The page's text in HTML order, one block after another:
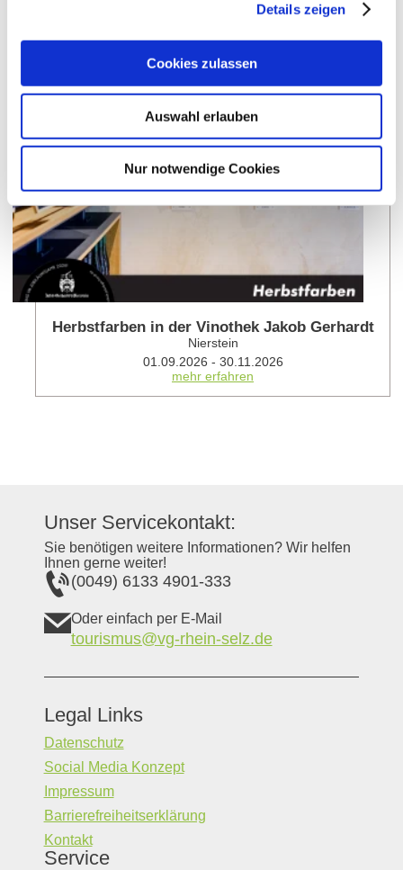
Details zeigen
Cookies zulassen
Auswahl erlauben
Nur notwendige Cookies
Weitere Veranstaltungen in der Nähe
Herbstfarben in der Vinothek Jakob Gerhardt
Nierstein
01.09.2026 - 30.11.2026
mehr erfahren
Unser Servicekontakt:
Sie benötigen weitere Informationen? Wir helfen
Ihnen gerne weiter!
(0049) 6133 4901-333
Oder einfach per E-Mail
tourismus@vg-rhein-selz.de
Legal Links
Datenschutz
Social Media Konzept
Impressum
Barrierefreiheitserklärung
Kontakt
Service